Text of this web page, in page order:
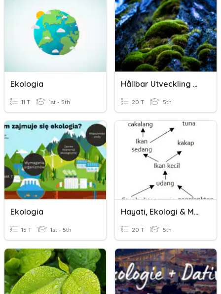
Ekologia
11 T 1st - 5th
Hållbar Utveckling Och Ekologi
20 T 5th
Ekologia
15 T 1st - 5th
Hayati, Ekologi & Mekanisme Mahluk Hidup
20 T 5th